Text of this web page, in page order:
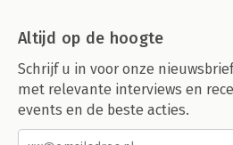
Altijd op de hoogte
Schrijf u in voor onze
met relevante interviews en
events en de beste acties.